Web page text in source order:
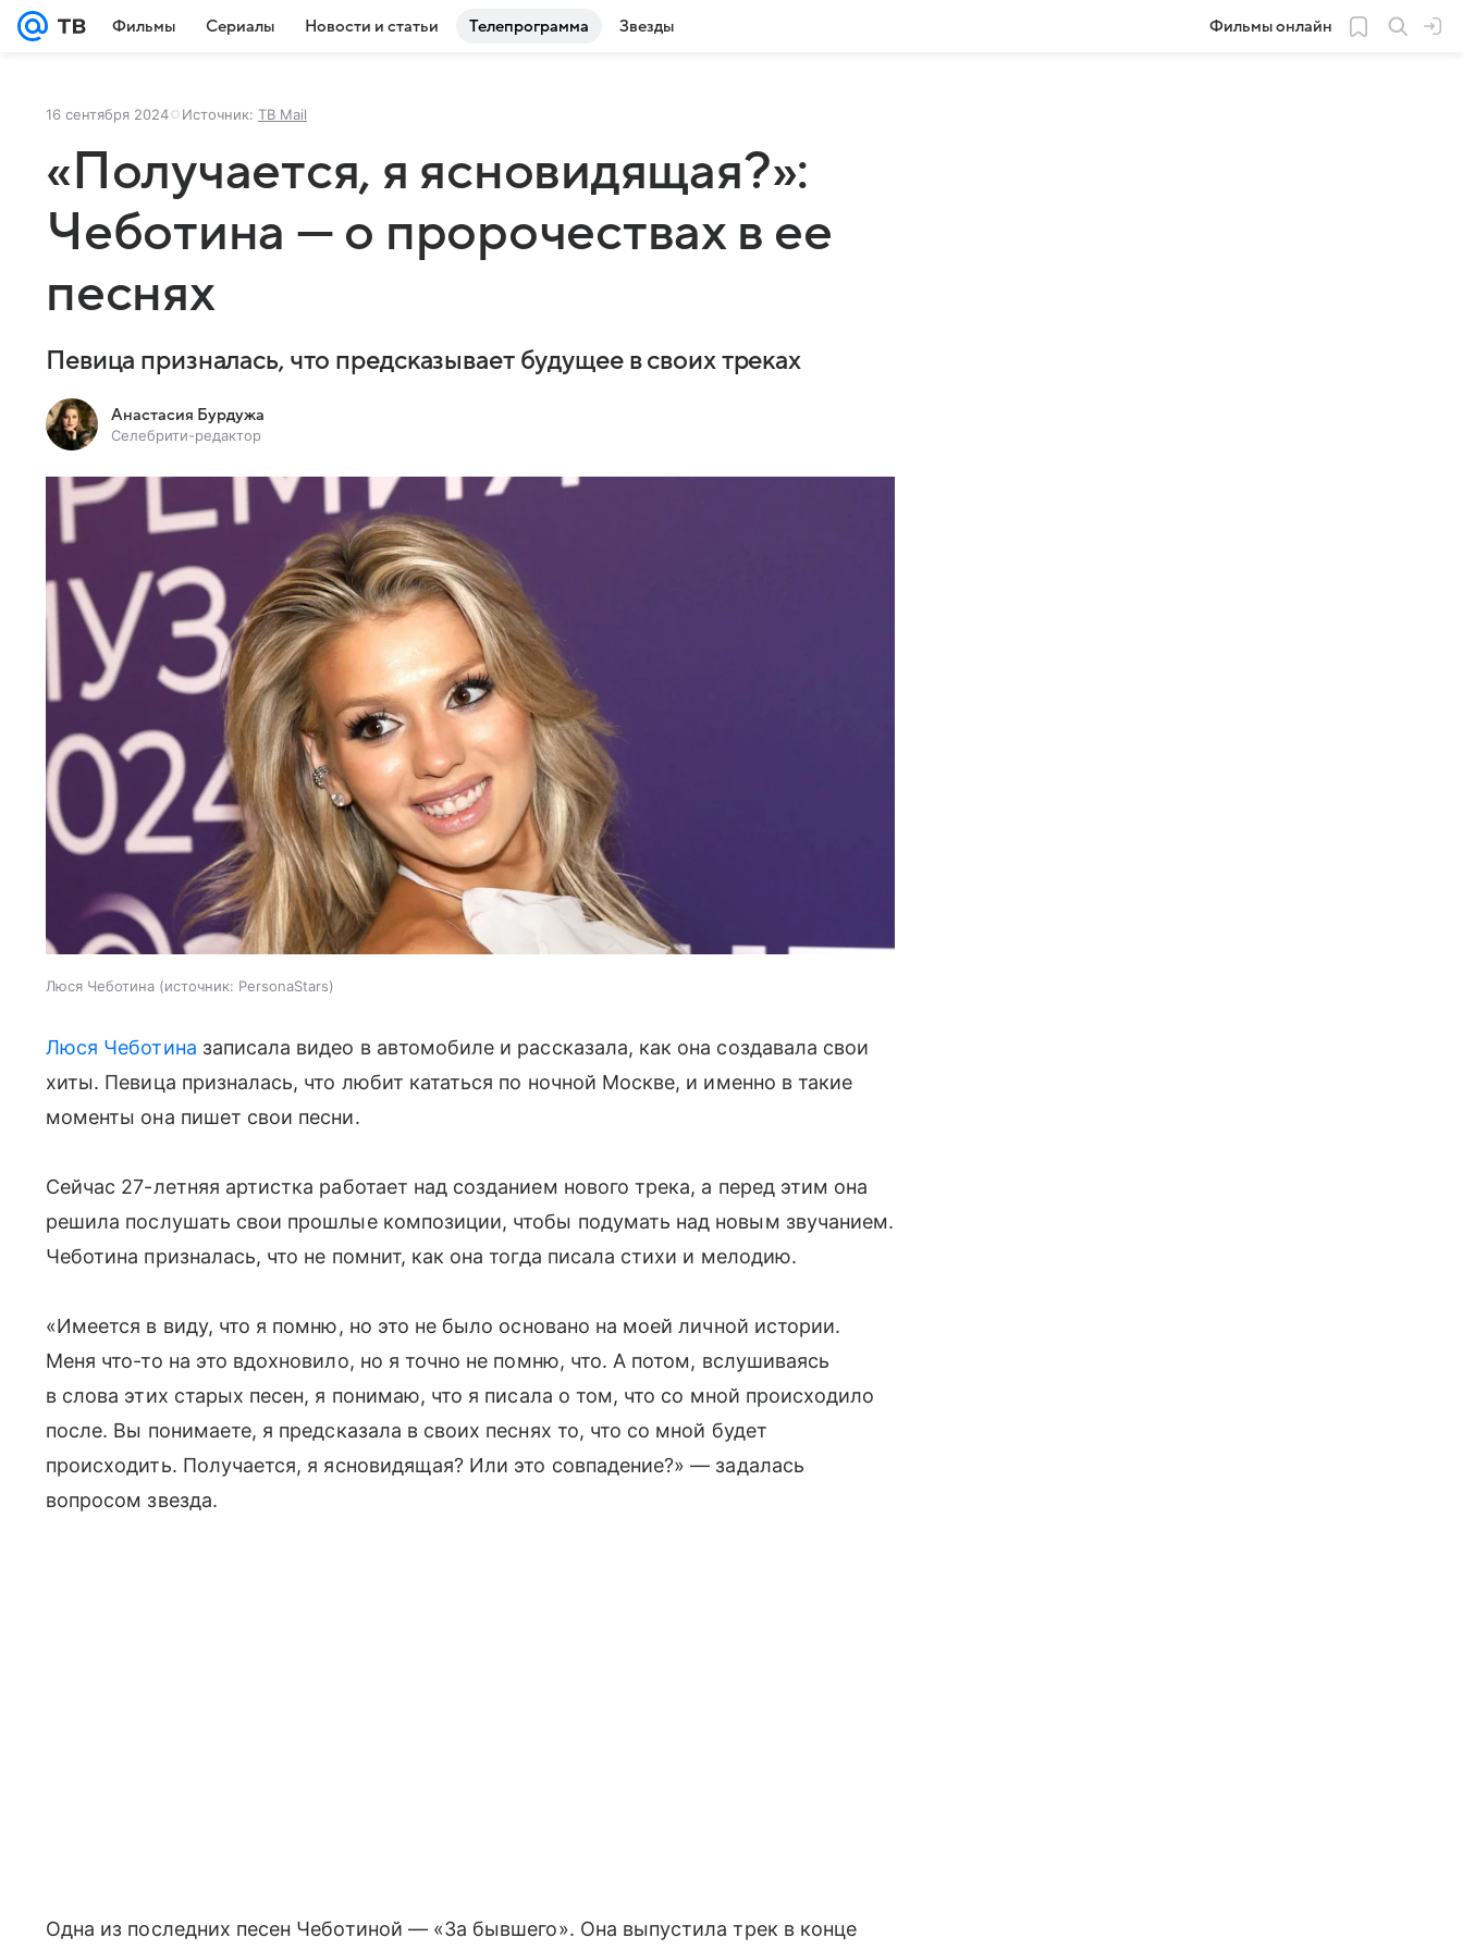
Фильмы Сериалы Новости и статьи Телепрограмма Звезды Фильмы онлайн
16 сентября 2024 Источник: ТВ Mail
«Получается, я ясновидящая?»:
Чеботина — о пророчествах в ее
песнях
Певица призналась, что предсказывает будущее в своих треках
Анастасия Бурдужа
Селебрити-редактор
Люся Чеботина источник: PersonaStars
Люся Чеботина записала видео в автомобиле и рассказала, как она создавала свои
хиты. Певица призналась, что любит кататься по ночной Москве, и именно в такие
моменты она пишет свои песни.
Сейчас 27-летняя артистка работает над созданием нового трека, а перед этим она
решила послушать свои прошлые композиции, чтобы подумать над новым звучанием.
Чеботина призналась, что не помнит, как она тогда писала стихи и мелодию.
«Имеется в виду, что я помню, но это не было основано на моей личной истории.
Меня что-то на это вдохновило, но я точно не помню, что. А потом, вслушиваясь
в слова этих старых песен, я понимаю, что я писала о том, что со мной происходило
после. Вы понимаете, я предсказала в своих песнях то, что со мной будет
происходить. Получается, я ясновидящая? Или это совпадение?» — задалась
вопросом звезда.
Одна из последних песен Чеботиной — «За бывшего». Она выпустила трек в конце